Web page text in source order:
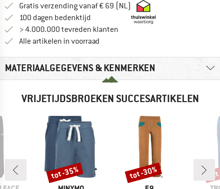
Gratis verzending vanaf € 69 (NL) Vind hier de
100 dagen bedenktijd Vind de betalingsinformatie hier!
> 4.000.000 tevreden klanten
Alle artikelen in voorraad
MATERIAALGEGEVENS & KENMERKEN
VRIJETIJDSBROEKEN SUCCESARTIKELEN
Korting
tot -35% Korting
tot -30%